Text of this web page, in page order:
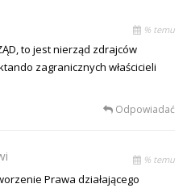
% temu
to jest nierząd zdrajców
zagranicznych właścicieli
Odpowiadać
% temu
Prawa działającego